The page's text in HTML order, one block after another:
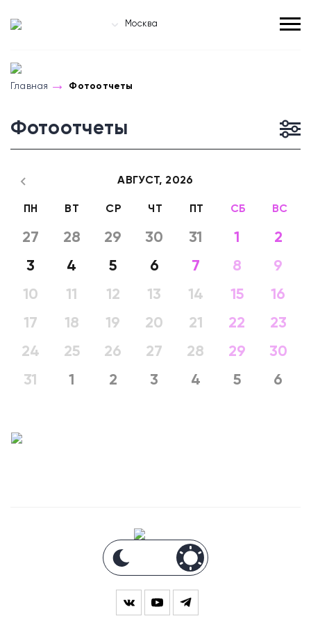
Москва
Главная Фотоотчеты
Фотоотчеты
АВГУСТ, 2026
ПН ВТ СР ЧТ ПТ СБ ВС
27 28 29 30 31 1
2
3
4 5 6 7 8
9
10
11 12 13 14 15
16
17
18 19 20 21 22
23
24
25 26 27 28 29
30
31
1 2 3 4 5 6